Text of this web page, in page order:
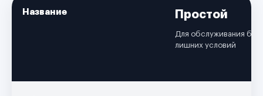
Название Простой
Для обслуживания без
лишних условий